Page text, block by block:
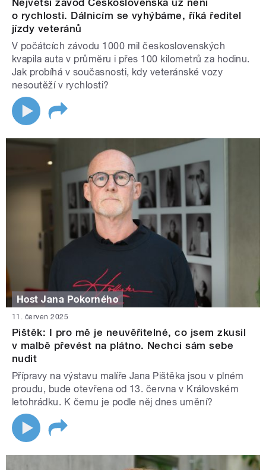
o rychlosti. Dálnicím se vyhýbáme, říká ředitel
jízdy veteránů
V počátcích závodu 1000 mil československých
kvapila auta v průměru i přes 100 kilometrů za hodinu.
Jak probíhá v současnosti, kdy veteránské vozy
nesoutěží v rychlosti?
Host Jana Pokorného
11. červen 2025
Pištěk: I pro mě je neuvěřitelné, co jsem zkusil
v malbě převést na plátno. Nechci sám sebe
nudit
Přípravy na výstavu malíře Jana Pištěka jsou v plném
proudu, bude otevřena od 13. června v Královském
letohrádku. K čemu je podle něj dnes umění?